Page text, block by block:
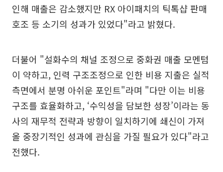
인해 매출은 감소했지만 RX 아이패치의 틱톡샵 판매
호조 등 소기의 성과가 있었다"라고 밝혔다.
더불어 "설화수의 채널 조정으로 중화권 매출 모멘텀
이 약하고, 인력 구조조정으로 인한 비용 지출은 실적
측면에서 분명 아쉬운 포인트"라며 "다만 이는 비용
구조를 효율화하고, ‘수익성을 담보한 성장’이라는 동
사의 재무적 전략과 방향이 일치하기에 쇄신이 가져
올 중장기적인 성과에 관심을 가질 필요가 있다"라고
전했다.